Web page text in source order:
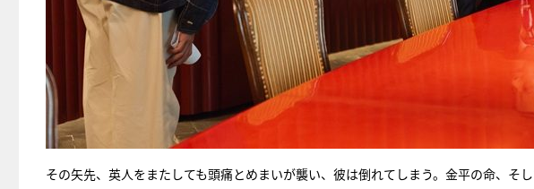
その矢先、英人をまたしても頭痛とめまいが襲い、彼は倒れてしまう。金平の命、そ